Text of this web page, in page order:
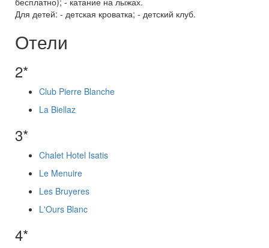
Для детей: - детская кроватка; - детский клуб.
Отели
2*
Club Pierre Blanche
La Biellaz
3*
Chalet Hotel Isatis
Le Menuire
Les Bruyeres
L'Ours Blanc
4*